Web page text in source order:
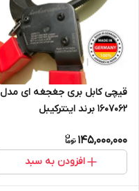
قیچی کابل بری جغجغه ای مدل
1607062 برند اینترکیبل
145,000,000
افزودن به سبد